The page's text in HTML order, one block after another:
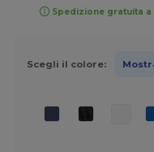
Spedizione gratuita
Scegli il colore: